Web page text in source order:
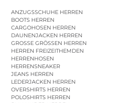
ANZUGSSCHUHE HERREN
BOOTS HERREN
CARGOHOSEN HERREN
DAUNENJACKEN HERREN
GROSSE GRÖSSEN HERREN
HERREN FREIZEITHEMDEN
HERRENHOSEN
HERRENSNEAKER
JEANS HERREN
LEDERJACKEN HERREN
OVERSHIRTS HERREN
POLOSHIRTS HERREN